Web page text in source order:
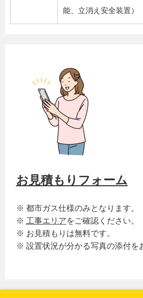
能、立消え安全装置）
お見積もりフォーム
※ 都市ガス仕様のみとなります。
※ 工事エリアをご確認ください。
※ お見積もりは無料です。
※ 設置状況が分かる写真の添付を